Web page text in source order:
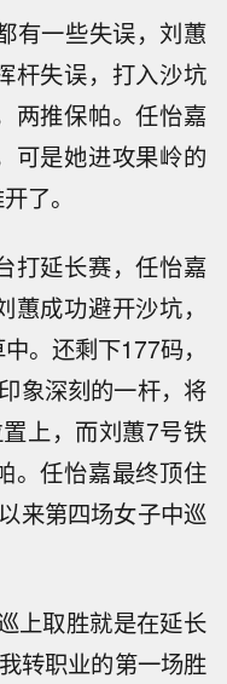
有一些失误，刘蕙
杆失误，打入沙坑
两推保帕。任怡嘉
可是她进攻果岭的
了。
打延长赛，任怡嘉
成功避开沙坑，
。还剩下177码，
象深刻的一杆，将
上，而刘蕙7号铁
。任怡嘉最终顶住
来第四场女子中巡
上取胜就是在延长
转职业的第一场胜